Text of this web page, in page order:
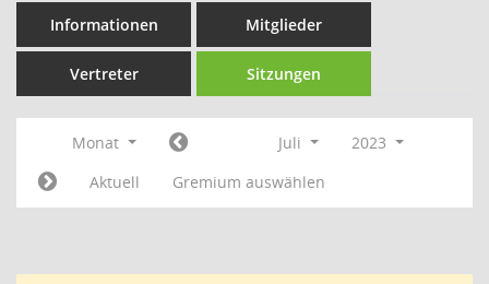
Informationen Mitglieder
Vertreter Sitzungen
Monat Juli
2023
Aktuell
Gremium auswählen